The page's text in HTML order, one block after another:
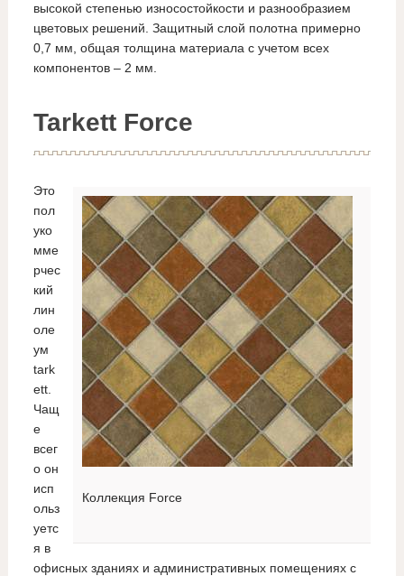
высокой степенью износостойкости и разнообразием
цветовых решений. Защитный слой полотна примерно
0,7 мм, общая толщина материала с учетом всех
компонентов – 2 мм.
Tarkett Force
Коллекция Force
Это
пол
уко
мме
рчес
кий
лин
оле
ум
tark
ett.
Чащ
е
всег
о он
исп
ольз
уетс
я в
офисных зданиях и административных помещениях с